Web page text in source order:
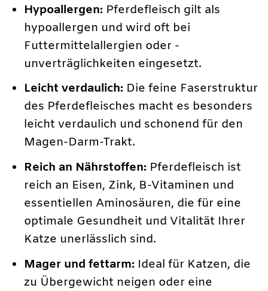
Hypoallergen: Pferdefleisch gilt als
hypoallergen und wird oft bei
Futtermittelallergien oder -
unverträglichkeiten eingesetzt.
Leicht verdaulich: Die feine Faserstruktur
des Pferdefleisches macht es besonders
leicht verdaulich und schonend für den
Magen-Darm-Trakt.
Reich an Nährstoffen: Pferdefleisch ist
reich an Eisen, Zink, B-Vitaminen und
essentiellen Aminosäuren, die für eine
optimale Gesundheit und Vitalität Ihrer
Katze unerlässlich sind.
Mager und fettarm: Ideal für Katzen, die
zu Übergewicht neigen oder eine